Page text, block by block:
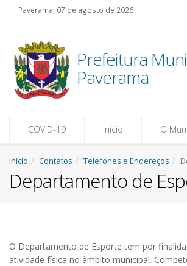
Paverama, 07 de agosto de 2026
Prefeitura
Paverama
COVID-19 Início O
Início Contatos Telefones e Endereços
Departamento de
O Departamento de Esporte tem por
atividade física no âmbito municipal.